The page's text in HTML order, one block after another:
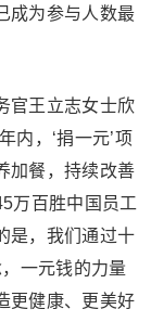
成为参与人数最
官王立志女士欣
内，‘捐一元’项
加餐，持续改善
万百胜中国员工
是，我们通过十
一元钱的力量
更健康、更美好